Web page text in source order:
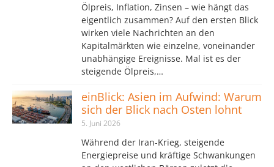
Ölpreis, Inflation, Zinsen – wie hängt das
eigentlich zusammen? Auf den ersten Blick
wirken viele Nachrichten an den
Kapitalmärkten wie einzelne, voneinander
unabhängige Ereignisse. Mal ist es der
steigende Ölpreis,…
einBlick: Asien im Aufwind: Warum
sich der Blick nach Osten lohnt
5. Juni 2026
Während der Iran-Krieg, steigende
Energiepreise und kräftige Schwankungen